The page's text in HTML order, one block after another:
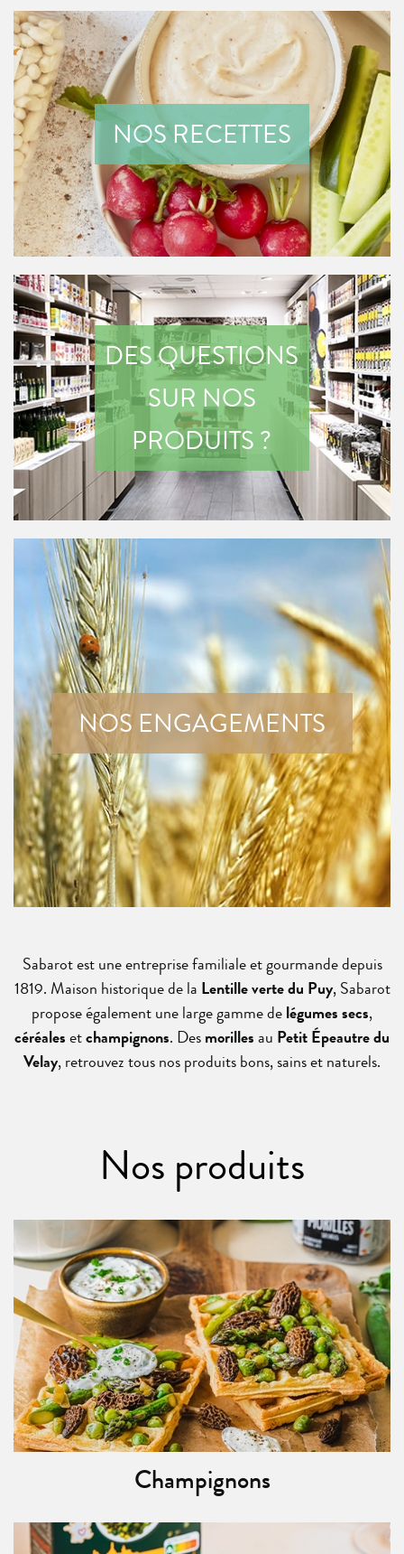
NOS RECETTES
DES QUESTIONS
SUR NOS
PRODUITS ?
NOS ENGAGEMENTS
Sabarot est une entreprise familiale et gourmande depuis
1819. Maison historique de la Lentille verte du Puy, Sabarot
propose également une large gamme delégumes secs,
céréalesetchampignons. Desmorillesau Petit Épeautre du
Velay, retrouvez tous nos produits bons, sains et naturels.
Nos produits
Champignons